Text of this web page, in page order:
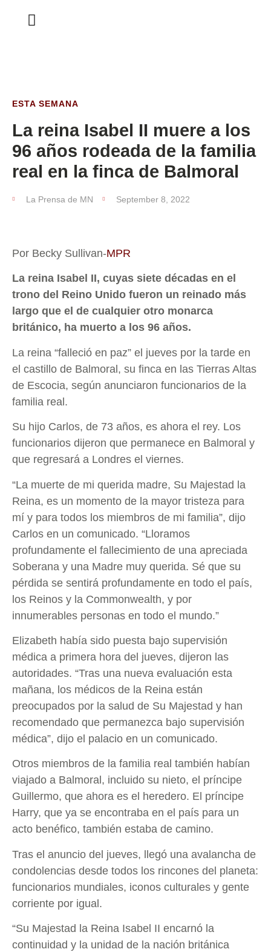
ESTA SEMANA
La reina Isabel II muere a los
96 años rodeada de la familia
real en la finca de Balmoral
La Prensa de MN September 8, 2022
Por Becky Sullivan-MPR
La reina Isabel II, cuyas siete décadas en el
trono del Reino Unido fueron un reinado más
largo que el de cualquier otro monarca
británico, ha muerto a los 96 años.
La reina “falleció en paz” el jueves por la tarde en
el castillo de Balmoral, su finca en las Tierras Altas
de Escocia, según anunciaron funcionarios de la
familia real.
Su hijo Carlos, de 73 años, es ahora el rey. Los
funcionarios dijeron que permanece en Balmoral y
que regresará a Londres el viernes.
“La muerte de mi querida madre, Su Majestad la
Reina, es un momento de la mayor tristeza para
mí y para todos los miembros de mi familia”, dijo
Carlos en un comunicado. “Lloramos
profundamente el fallecimiento de una apreciada
Soberana y una Madre muy querida. Sé que su
pérdida se sentirá profundamente en todo el país,
los Reinos y la Commonwealth, y por
innumerables personas en todo el mundo.”
Elizabeth había sido puesta bajo supervisión
médica a primera hora del jueves, dijeron las
autoridades. “Tras una nueva evaluación esta
mañana, los médicos de la Reina están
preocupados por la salud de Su Majestad y han
recomendado que permanezca bajo supervisión
médica”, dijo el palacio en un comunicado.
Otros miembros de la familia real también habían
viajado a Balmoral, incluido su nieto, el príncipe
Guillermo, que ahora es el heredero. El príncipe
Harry, que ya se encontraba en el país para un
acto benéfico, también estaba de camino.
Tras el anuncio del jueves, llegó una avalancha de
condolencias desde todos los rincones del planeta:
funcionarios mundiales, iconos culturales y gente
corriente por igual.
“Su Majestad la Reina Isabel II encarnó la
continuidad y la unidad de la nación británica